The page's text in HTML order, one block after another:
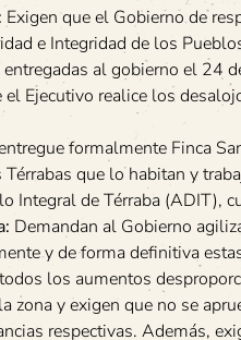
Exigen que el Gobierno de
e Integridad de los
al gobierno el 24
el Ejecutivo realice los
formalmente Finca
que lo habitan y
Integral de Térraba (ADIT),
Demandan al Gobierno
y de forma definitiva
los aumentos
zona y exigen que no se
respectivas. Además,